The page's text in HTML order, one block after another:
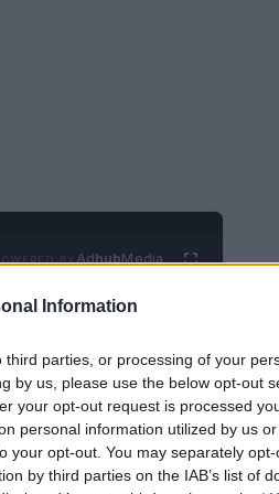
Information
parties, or processing of your
by us, please use the below opt-out
your opt-out request is processed
personal information utilized by us
your opt-out. You may separately
by third parties on the IAB’s list of
BY AdhubMedia
exactos), lo que es